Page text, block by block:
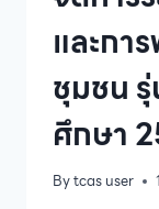
และกา
ชุมชน รุ่
ศึกษา
Bytcas user